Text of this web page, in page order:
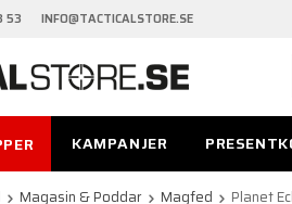
53 INFO@TACTICALSTORE.SE
KAMPANJER
Magasin & Poddar Magfed Planet